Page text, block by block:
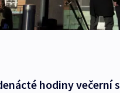
hodiny večerní